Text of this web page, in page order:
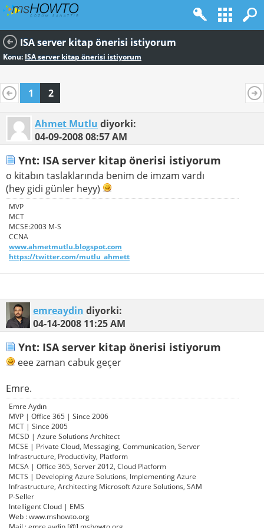
ISA server kitap önerisi istiyorum
Konu: ISA server kitap önerisi istiyorum
1 2
Ahmet Mutlu diyorki:
04-09-200808:57 AM
Ynt: ISA server kitap önerisi istiyorum
o kitabın taslaklarında benim de imzam vardı
(hey gidi günler heyy)
MVP
MCT
MCSE:2003 M-S
CCNA
www.ahmetmutlu.blogspot.com
https://twitter.com/mutlu_ahmett
emreaydin diyorki:
04-14-2008 11:25 AM
Ynt: ISA server kitap önerisi istiyorum
eee zaman cabuk geçer
Emre.
Emre Aydın
MVP | Office 365 | Since 2006
MCT | Since 2005
MCSD | Azure Solutions Architect
MCSE | Private Cloud, Messaging, Communication, Server
Infrastructure, Productivity, Platform
MCSA | Office 365, Server 2012, Cloud Platform
MCTS | Developing Azure Solutions, Implementing Azure
Infrastructure, Architecting Microsoft Azure Solutions, SAM
P-Seller
Intelligent Cloud | EMS
Web : www.mshowto.org